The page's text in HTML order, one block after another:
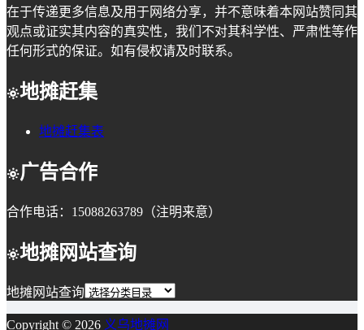
在于传递更多信息及用于网络分享，并不意味着本网站赞同其
观点或证实其内容的真实性，我们不对其科学性、严肃性等作
任何形式的保证。如有侵权请及时联系。
地摊赶集
地摊赶集表
广告合作
合作电话：15088263789（注明来意）
地摊网站查询
地摊网站查询
Copyright © 2026 义乌地摊网